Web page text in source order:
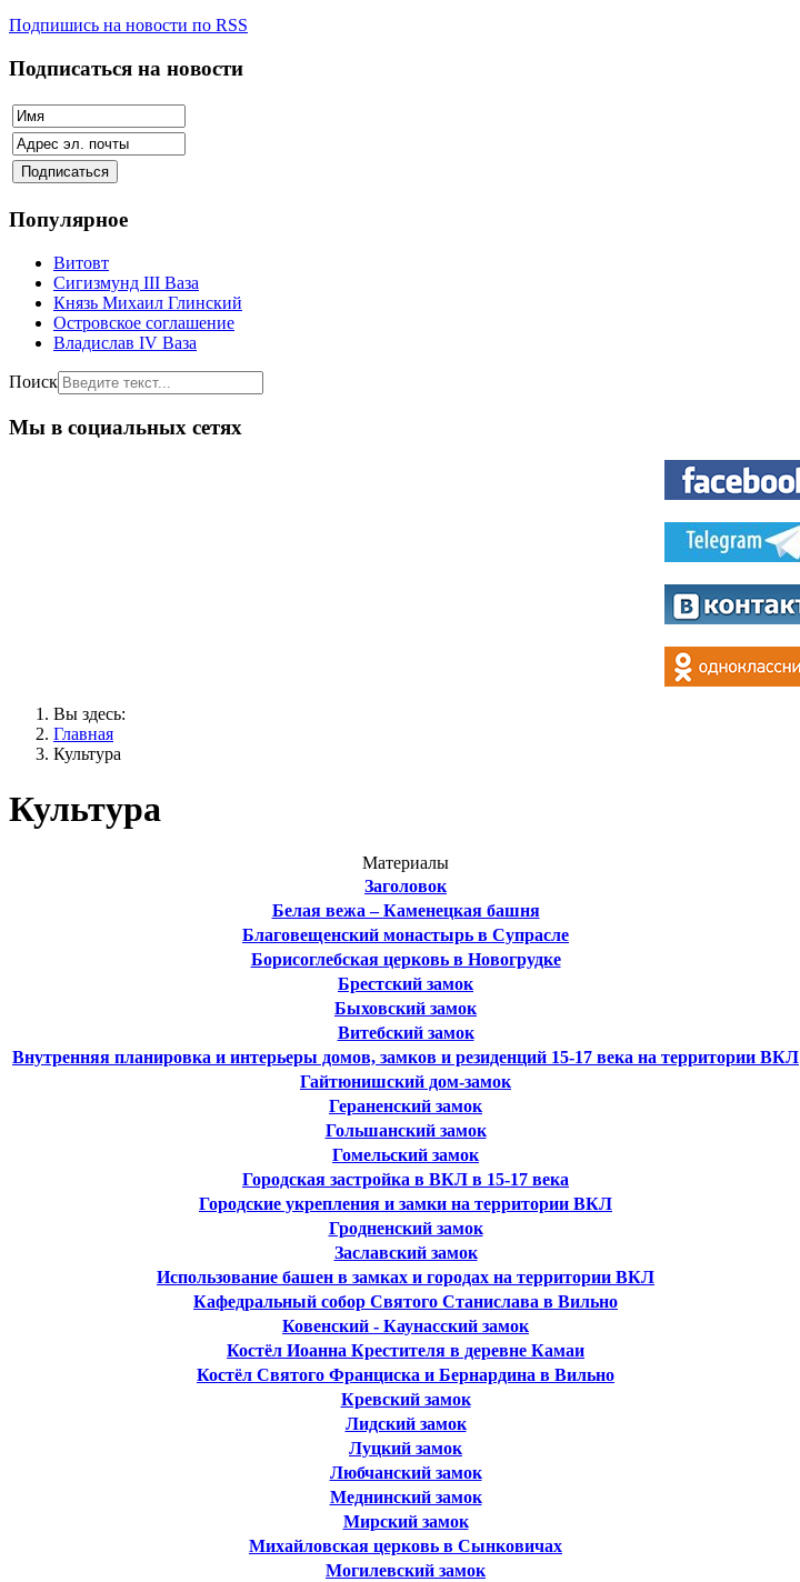
Подпишись на новости по RSS
Подписаться на новости
Популярное
Витовт
Сигизмунд III Ваза
Князь Михаил Глинский
Островское соглашение
Владислав IV Ваза
Поиск
Мы в социальных сетях
Вы здесь:
Главная
Культура
Культура
Материалы
Заголовок
Белая вежа – Каменецкая башня
Благовещенский монастырь в Супрасле
Борисоглебская церковь в Новогрудке
Брестский замок
Быховский замок
Витебский замок
Внутренняя планировка и интерьеры домов, замков и резиденций 15-17 века на территории ВКЛ
Гайтюнишский дом-замок
Гераненский замок
Гольшанский замок
Гомельский замок
Городская застройка в ВКЛ в 15-17 века
Городские укрепления и замки на территории ВКЛ
Гродненский замок
Заславский замок
Использование башен в замках и городах на территории ВКЛ
Кафедральный собор Святого Станислава в Вильно
Ковенский - Каунасский замок
Костёл Иоанна Крестителя в деревне Камаи
Костёл Святого Франциска и Бернардина в Вильно
Кревский замок
Лидский замок
Луцкий замок
Любчанский замок
Меднинский замок
Мирский замок
Михайловская церковь в Сынковичах
Могилевский замок